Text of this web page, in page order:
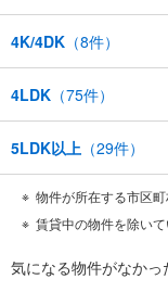
4K/4DK （8件）
4LDK （75件）
5LDK以上 （29件）
物件が所在する市区
賃貸中の物件を除いて
気になる物件がなかっ